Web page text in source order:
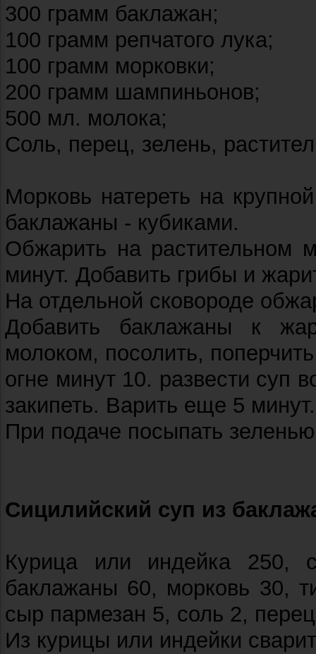
300 грамм баклажан;
100 грамм репчатого лука;
100 грамм морковки;
200 грамм шампиньонов;
500 мл. молока;
Соль, перец, зелень,
Морковь натереть на
баклажаны - кубиками.
Обжарить на растительном
минут. Добавить грибы и
На отдельной сковороде
Добавить баклажаны к
молоком, посолить,
огне минут 10. развести суп
закипеть. Варить еще 5
При подаче посыпать
Сицилийский суп из
Курица или индейка 250,
баклажаны 60, морковь 30,
сыр пармезан 5, соль 2,
Из курицы или индейки